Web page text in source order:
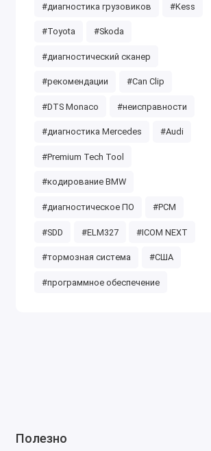
#диагностика грузовиков #Kess
#Toyota #Skoda
#диагностический сканер
#рекомендации #Can Clip
#DTS Monaco #неисправности
#диагностика Mercedes #Audi
#Premium Tech Tool
#кодирование BMW
#диагностическое ПО #PCM
#SDD #ELM327 #ICOM NEXT
#тормозная система #США
#программное обеспечение
Полезно